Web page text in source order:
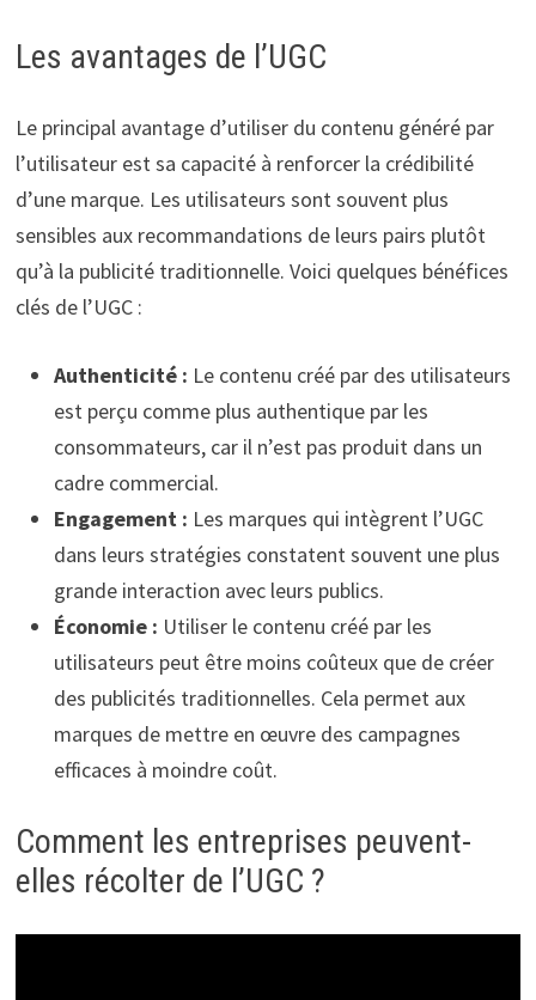
Les avantages de l’UGC
Le principal avantage d’utiliser du contenu généré par
l’utilisateur est sa capacité à renforcer la crédibilité
d’une marque. Les utilisateurs sont souvent plus
sensibles aux recommandations de leurs pairs plutôt
qu’à la publicité traditionnelle. Voici quelques bénéfices
clés de l’UGC :
Authenticité : Le contenu créé par des utilisateurs
est perçu comme plus authentique par les
consommateurs, car il n’est pas produit dans un
cadre commercial.
Engagement : Les marques qui intègrent l’UGC
dans leurs stratégies constatent souvent une plus
grande interaction avec leurs publics.
Économie : Utiliser le contenu créé par les
utilisateurs peut être moins coûteux que de créer
des publicités traditionnelles. Cela permet aux
marques de mettre en œuvre des campagnes
efficaces à moindre coût.
Comment les entreprises peuvent-
elles récolter de l’UGC ?